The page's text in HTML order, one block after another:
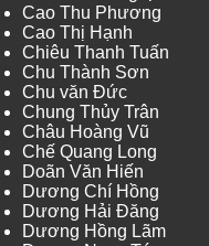
Cao Thu Phương
Cao Thị Hạnh
Chiêu Thanh Tuấn
Chu Thành Sơn
Chu văn Đức
Chung Thủy Trân
Châu Hoàng Vũ
Chế Quang Long
Doãn Văn Hiến
Dương Chí Hồng
Dương Hải Đăng
Dương Hồng Lãm